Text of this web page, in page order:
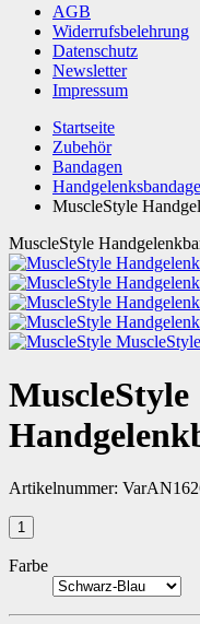
AGB
Widerrufsbelehrung
Datenschutz
Newsletter
Impressum
Startseite
Zubehör
Bandagen
MuscleStyle
MuscleStyle
MuscleStyle
MuscleStyle
Artikelnummer:
Farbe